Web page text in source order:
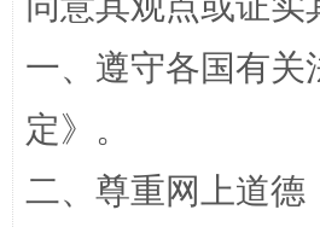
一、遵守各国有关
定》。
二、尊重网上道德